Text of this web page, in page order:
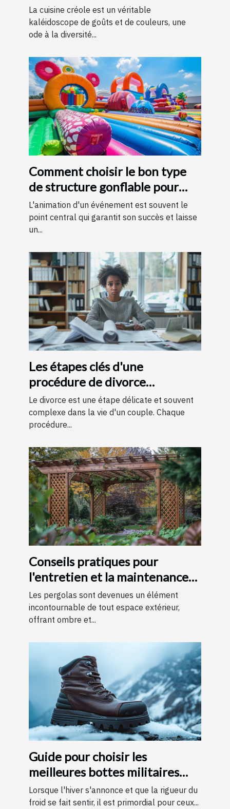
La cuisine créole est un véritable
kaléidoscope de goûts et de couleurs, une
ode à la diversité...
Comment choisir le bon type
de structure gonflable pour
votre événement
L'animation d'un événement est souvent le
point central qui garantit son succès et laisse
un...
Les étapes clés d'une
procédure de divorce
expliquées simplement
Le divorce est une étape délicate et souvent
complexe dans la vie d'un couple. Chaque
procédure...
Conseils pratiques pour
l'entretien et la maintenance
des pergolas
Les pergolas sont devenues un élément
incontournable de tout espace extérieur,
offrant ombre et...
Guide pour choisir les
meilleures bottes militaires
pour l'hiver
Lorsque l'hiver s'annonce et que la rigueur du
froid se fait sentir, il est primordial pour ceux...